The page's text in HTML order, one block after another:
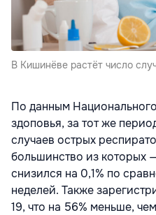
В Кишинёве растёт число
По данным
здоповья, за тот же
случаев острых
большинство из которых
снизился на 0,1% по
неделей. Также
19, что на 56% меньше,